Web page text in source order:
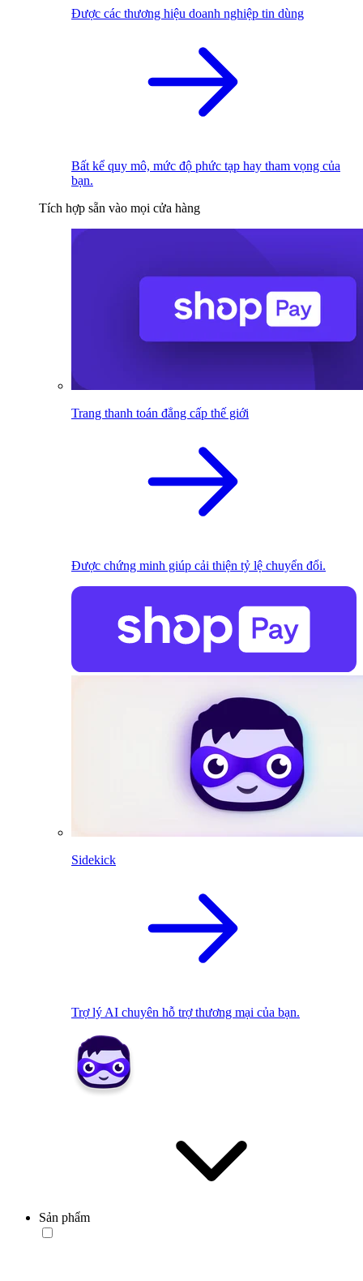
Được các thương hiệu doanh nghiệp tin dùng
Bất kể quy mô, mức độ phức tạp hay tham vọng của
bạn.
Tích hợp sẵn vào mọi cửa hàng
Trang thanh toán đẳng cấp thế giới
Được chứng minh giúp cải thiện tỷ lệ chuyển đổi.
Sidekick
Trợ lý AI chuyên hỗ trợ thương mại của bạn.
Sản phẩm